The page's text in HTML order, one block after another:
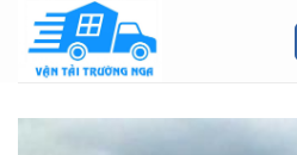
content